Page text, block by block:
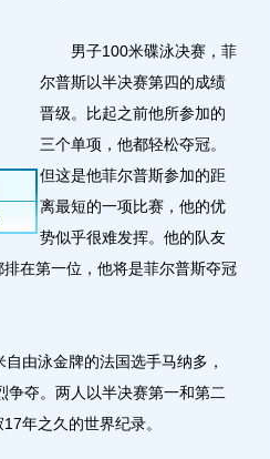
男子100米碟泳决赛，菲
尔普斯以半决赛第四的成绩
晋级。比起之前他所参加的
三个单项，他都轻松夺冠。
但这是他菲尔普斯参加的距
离最短的一项比赛，他的优
势似乎很难发挥。他的队友
在第一位，他将是菲尔普斯夺冠
由泳金牌的法国选手马纳多，
夺。两人以半决赛第一和第二
年之久的世界纪录。